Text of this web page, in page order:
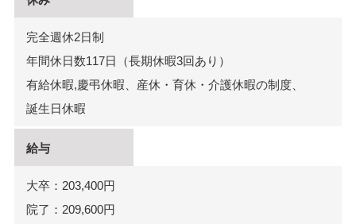
完全週休2日制
年間休日数117日（長期休暇3回あり）
有給休暇,慶弔休暇、産休・育休・介護休暇の制度、
誕生日休暇
給与
大卒：203,400円
院了：209,600円